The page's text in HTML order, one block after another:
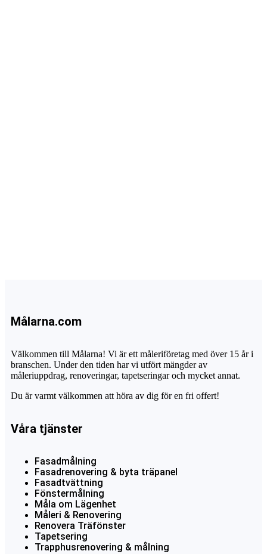
Målarna.com
Välkommen till Målarna! Vi är ett måleriföretag med över 15 år i
branschen. Under den tiden har vi utfört mängder av
måleriuppdrag, renoveringar, tapetseringar och mycket annat.
Du är varmt välkommen att höra av dig för en fri offert!
Våra tjänster
Fasadmålning
Fasadrenovering & byta träpanel
Fasadtvättning
Fönstermålning
Måla om Lägenhet
Måleri & Renovering
Renovera Träfönster
Tapetsering
Trapphusrenovering & målning